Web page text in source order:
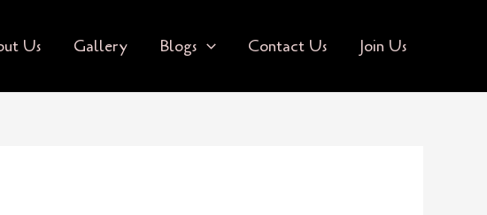
Us Gallery Blogs Contact Us Join Us